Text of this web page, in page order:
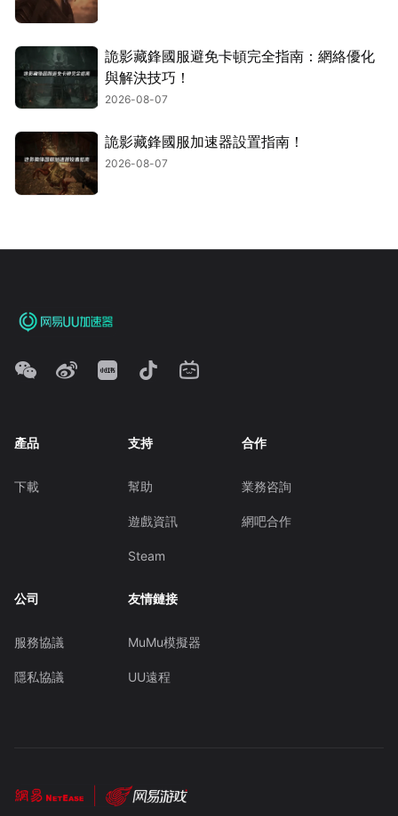
詭影藏鋒國服避免卡頓完全指南：網絡優化
與解決技巧！
2026-08-07
詭影藏鋒國服加速器設置指南！
2026-08-07
產品
下載
支持
幫助
遊戲資訊
Steam
合作
業務咨詢
網吧合作
公司
服務協議
隱私協議
友情鏈接
MuMu模擬器
UU遠程